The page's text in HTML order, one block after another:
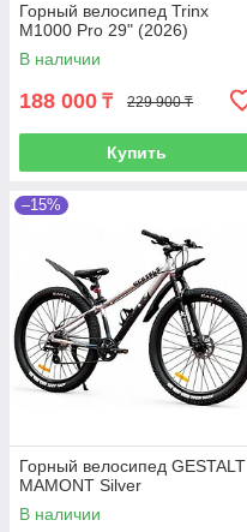
Горный велосипед Trinx
M1000 Pro 29" (2026)
В наличии
188 000 ₸ 229 900 ₸
Купить
–15%
Горный велосипед GESTALT
MAMONT Silver
В наличии